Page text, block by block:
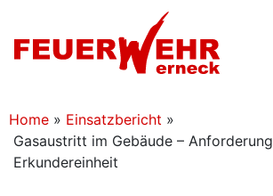
Home » Einsatzbericht »
Gasaustritt im Gebäude – Anforderung
Erkundereinheit